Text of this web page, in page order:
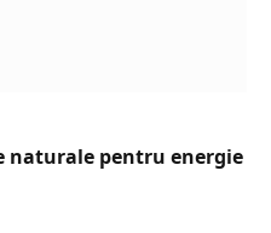
naturale pentru energie